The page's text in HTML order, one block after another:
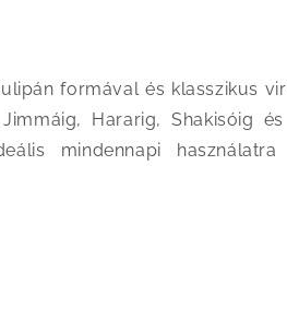
formával és klasszikus
Hararig, Shakisóig és
mindennapi